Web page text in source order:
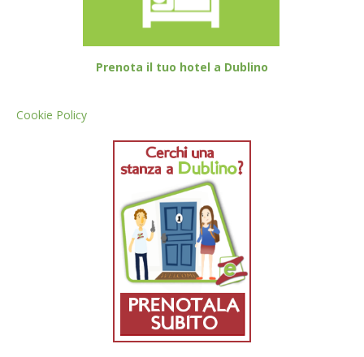
Prenota il tuo hotel a Dublino
Cookie Policy